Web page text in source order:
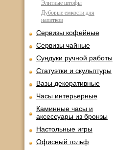
Элитные штофы
Дубовые емкости для
напитков
Сервизы кофейные
Сервизы чайные
Сундуки ручной работы
Статуэтки и скульптуры
Вазы декоративные
Часы интерьерные
Каминные часы и
аксессуары из бронзы
Настольные игры
Офисный гольф